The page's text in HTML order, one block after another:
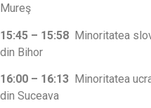
Mureş
15:45 – 15:58 Minoritatea
din Bihor
16:00 – 16:13 Minoritatea
din Suceava